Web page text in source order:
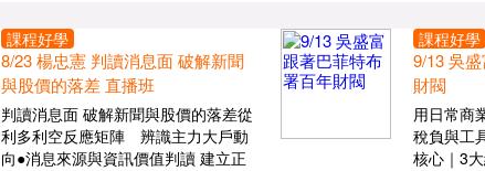
課程好學
8/23 楊忠憲 判讀消息面 破解新聞
與股價的落差 直播班
判讀消息面 破解新聞與股價的落差從
利多利空反應矩陣 辨識主力大戶動
向●消息來源與資訊價值判讀 建立正
課程好學
9/13 吳
財閥
用日常商
稅負與工
核心｜3